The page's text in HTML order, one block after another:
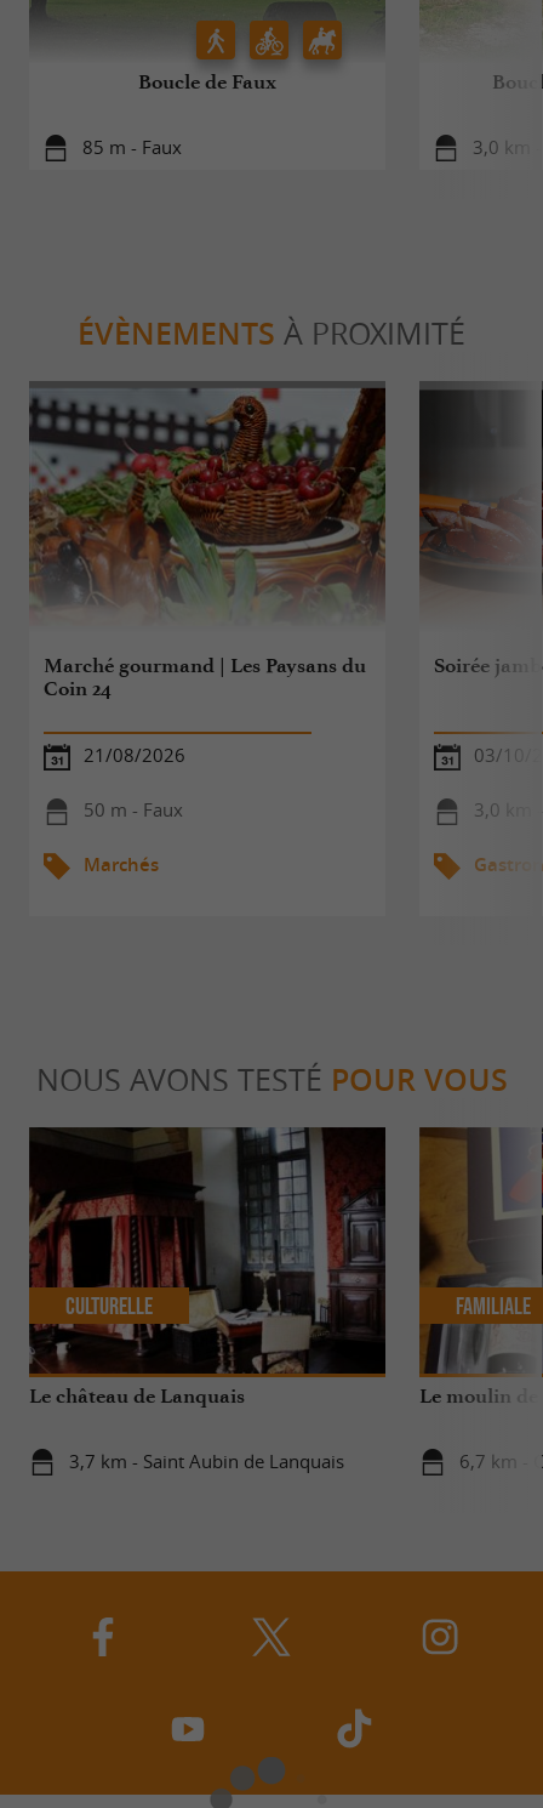
Boucle de Faux
85 m - Faux 3,0 km
ÉVÈNEMENTS À PROXIMITÉ
Marché gourmand | Les Paysans du
Coin 24
21/08/2026
50 m - Faux
Marchés
Soirée
03/10/
3,0 km
NOUS AVONS TESTÉ POUR VOUS
Le château de Lanquais
3,7 km - Saint Aubin de Lanquais
Culturelle
Le moulin
6,7 km -
Familiale